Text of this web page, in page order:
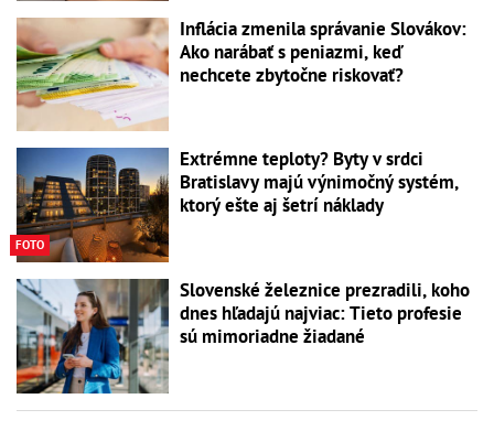
Inflácia zmenila správanie Slovákov:
Ako narábať s peniazmi, keď
nechcete zbytočne riskovať?
FOTO
Extrémne teploty? Byty v srdci
Bratislavy majú výnimočný systém,
ktorý ešte aj šetrí náklady
Slovenské železnice prezradili, koho
dnes hľadajú najviac: Tieto profesie
sú mimoriadne žiadané